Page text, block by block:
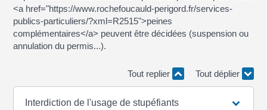
<a href="https://www.rochefoucauld-perigord.fr/services-
publics-particuliers/?xml=R2515">peines
complémentaires</a> peuvent être décidées (suspension ou
annulation du permis...).
Tout replier Tout déplier
Interdiction de l'usage de stupéfiants